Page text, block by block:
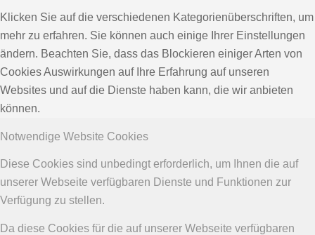
Klicken Sie auf die verschiedenen Kategorienüberschriften, um
mehr zu erfahren. Sie können auch einige Ihrer Einstellungen
ändern. Beachten Sie, dass das Blockieren einiger Arten von
Cookies Auswirkungen auf Ihre Erfahrung auf unseren
Websites und auf die Dienste haben kann, die wir anbieten
können.
Notwendige Website Cookies
Diese Cookies sind unbedingt erforderlich, um Ihnen die auf
unserer Webseite verfügbaren Dienste und Funktionen zur
Verfügung zu stellen.
Da diese Cookies für die auf unserer Webseite verfügbaren